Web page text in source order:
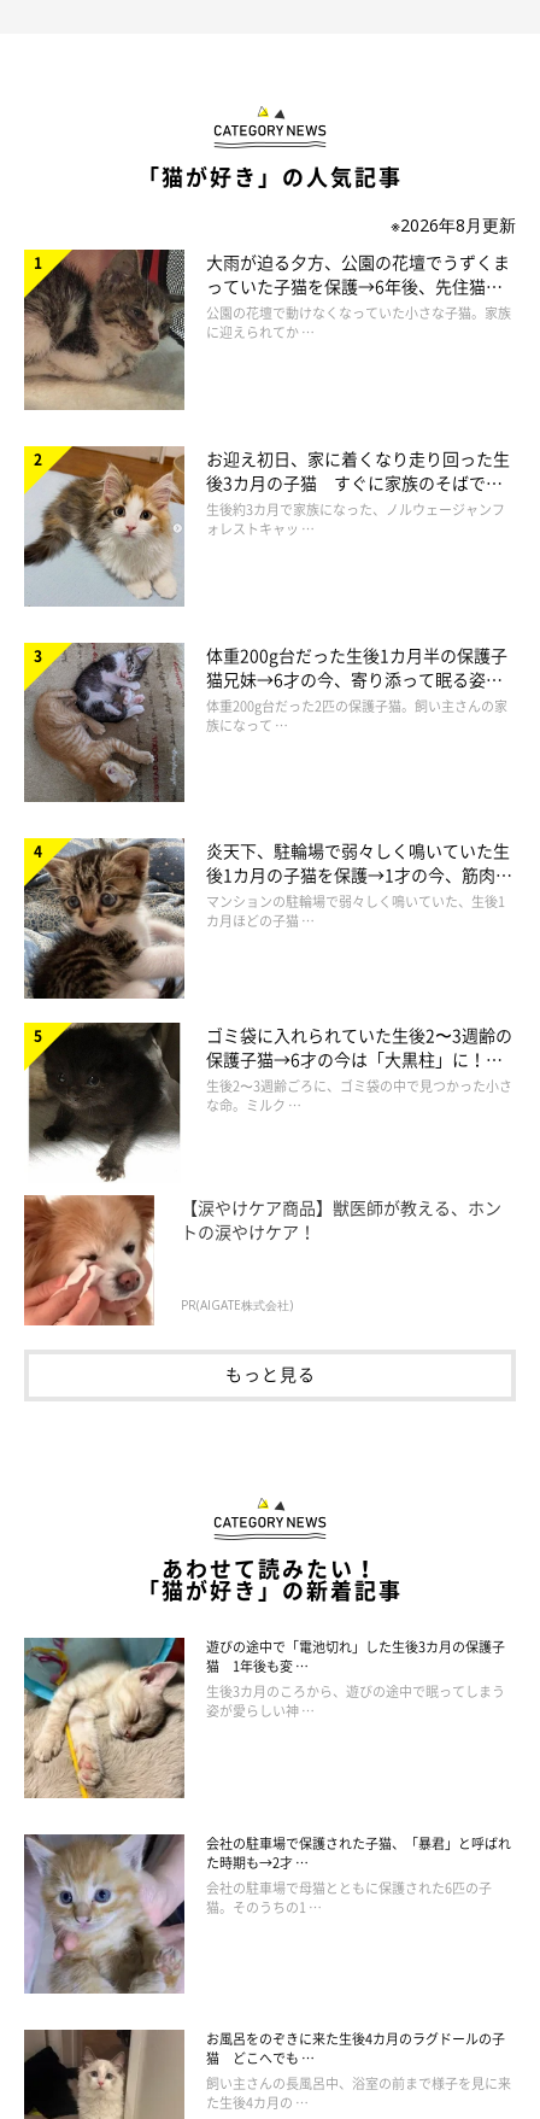
「猫が好き」の人気記事
※2026年8月更新
大雨が迫る夕方、公園の花壇でうずくま
っていた子猫を保護→6年後、先住猫
と“姉妹”のような関係に
公園の花壇で動けなくなっていた小さな子猫。家族
に迎えられてか …
お迎え初日、家に着くなり走り回った生
後3カ月の子猫 すぐに家族のそばで落
ち着く姿に「迎えてよかった」
生後約3カ月で家族になった、ノルウェージャンフ
ォレストキャッ …
体重200g台だった生後1カ月半の保護子
猫兄妹→6才の今、寄り添って眠る姿に
ほっこり！
体重200g台だった2匹の保護子猫。飼い主さんの家
族になって …
炎天下、駐輪場で弱々しく鳴いていた生
後1カ月の子猫を保護→1才の今、筋肉質
でツンデレなコに成長
マンションの駐輪場で弱々しく鳴いていた、生後1
カ月ほどの子猫 …
ゴミ袋に入れられていた生後2〜3週齢の
保護子猫→6才の今は「大黒柱」に！
美しい黒猫に成長した姿にグッとくる
生後2〜3週齢ごろに、ゴミ袋の中で見つかった小さ
な命。ミルク …
【涙やけケア商品】獣医師が教える、ホン
トの涙やけケア！
PR(AIGATE株式会社)
もっと見る
あわせて読みたい！
「猫が好き」の新着記事
遊びの途中で「電池切れ」した生後3カ月の保護子
猫 1年後も変 …
生後3カ月のころから、遊びの途中で眠ってしまう
姿が愛らしい神 …
会社の駐車場で保護された子猫、「暴君」と呼ばれ
た時期も→2才 …
会社の駐車場で母猫とともに保護された6匹の子
猫。そのうちの1 …
お風呂をのぞきに来た生後4カ月のラグドールの子
猫 どこへでも …
飼い主さんの長風呂中、浴室の前まで様子を見に来
た生後4カ月の …